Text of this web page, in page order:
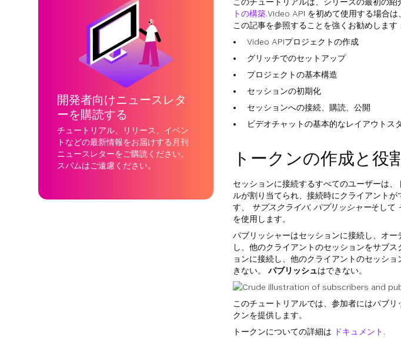
開発者向けニュースレタ
ーを購読する
チュートリアル、リリース、イベン
トなどの最新情報をお届けする月刊
ニュースレターをご購読ください。
スパムはご遠慮ください。
トの構築.Video API を初めて使用する場合は
この記事を参照することを強くお勧めします
Video APIプロジェクトの作成
グリッチでのセットアップ
プロジェクトの基本構造
セッションの初期化
セッションへの接続、購読、公開
ビデオチャットの基本的なレイアウトス
トークンの作成と役
セッションに接続するすべてのユーザーは
ルが割り当てられ、接続時にクライアント
す、
サブスクライバ, パブリッシャーそして
を使用します。
パブリッシャーはセッションに接続し、オ
し、他のクライアントのセッションをサブ
ョンに接続し、他のクライアントのセッシ
きない。 パブリッシュはできない。
このチュートリアルでは、参加者にはパブ
クンを提供します。
トークンについての詳細は
ドキュメント .